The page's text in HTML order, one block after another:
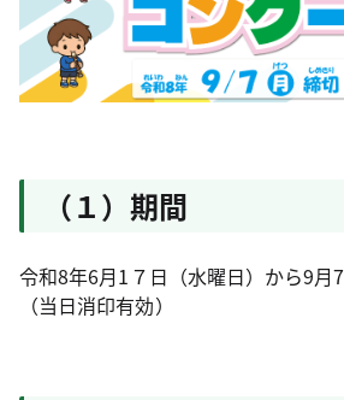
（１）期間
令和8年6月1７日（水曜日）から9月
（当日消印有効）